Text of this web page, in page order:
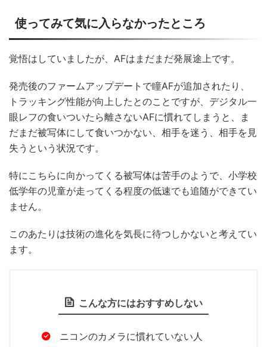
使ってみて気に入らなかったところ
覚悟はしていましたが、AFはまだまだ発展途上です。
発売後のファームアップデートで瞳AFが追加されたり、
トラッキング性能が向上したとのことですが、デジタル一
眼レフの食いついたら離さないAFに慣れてしまうと、ま
だまだ被写体にして食いつかない、相手を迷う、相手を見
失うという状況です。
特にこちらに向かってくる被写体は苦手のようで、小学校
低学年の児童が走ってくる程度の低速でも追随ができてい
ません。
このあたりは技術の進化を気長に待つしかないと考えてい
ます。
こんな方にはおすすめしない
ニコンのカメラに慣れていない人